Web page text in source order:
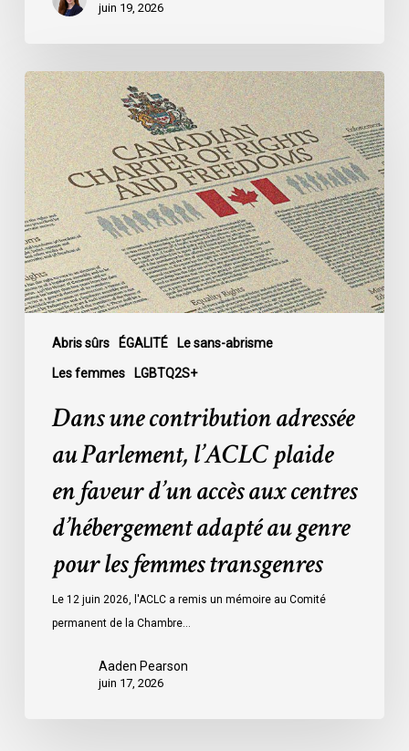
juin 19, 2026
Abris sûrs ÉGALITÉ Le sans-abrisme
Les femmes LGBTQ2S+
Dans
une
contribution
adressée
au
Parlement,
l’ACLC
plaide
en
faveur
accès
d’hébergement
genre
femmes
transgenres
Dans une contribution adressée
au Parlement, l’ACLC plaide
en faveur d’un accès aux centres
d’hébergement adapté au genre
pour les femmes transgenres
Le 12 juin 2026, l'ACLC a remis un mémoire au Comité
permanent de la Chambre…
Aaden Pearson
juin 17, 2026